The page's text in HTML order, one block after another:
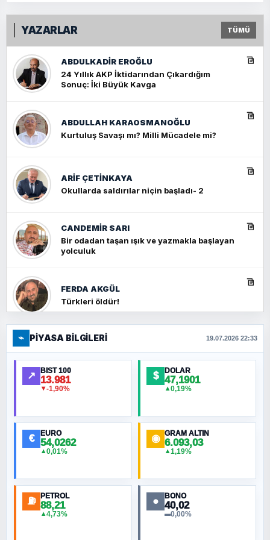
YAZARLAR TÜMÜ
ABDULKADIR EROĞLU
24 Yıllık AKP İktidarından Çıkardığım
Sonuç: İki Büyük Kavga
ABDULLAH KARAOSMANOĞLU
Kurtuluş Savaşı mı? Milli Mücadele mi?
ARIF ÇETİNKAYA
Okullarda saldırılar niçin başladı- 2
CANDEMIR SARI
Bir odadan taşan ışık ve yazmakla başlayan
yolculuk
FERDA AKGÜL
Türkleri öldür!
FERHAT BÜYÜKKALKAN
Ankara Zirvesi: NATO Toplantısı mı, Yeni
Ortadoğu Haritasının Provası mı?
MURAT ÖZKAN
NURETTIN BÖLÜK
⌁ PIYASA BILGILERI 19.07.2026 22:33
↗ BIST 100
13.981
▼-1,90%
$ DOLAR
47,1901
▲0,19%
€ EURO
54,0262
▲0,01%
◉ GRAM ALTIN
6.093,03
▲1,19%
⛽ PETROL
88,21
▲4,73%
● BONO
40,02
▬0,00%